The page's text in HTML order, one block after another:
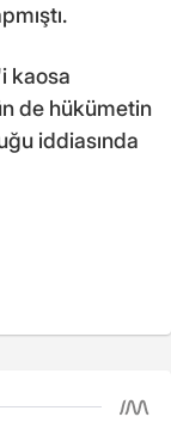
kaosa
de hükümetin
iddiasında